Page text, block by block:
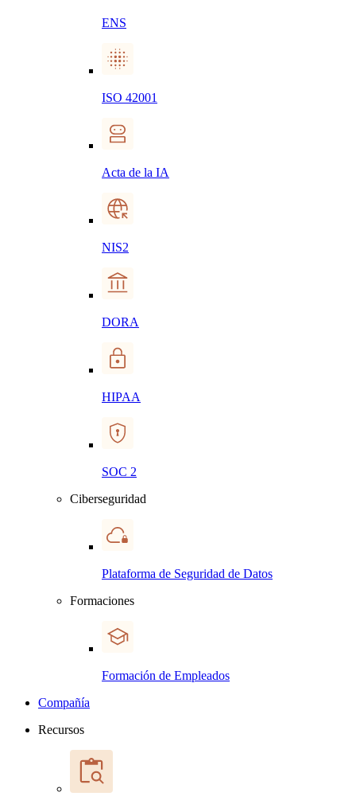
ENS
ISO 42001
Acta de la IA
NIS2
DORA
HIPAA
SOC 2
Ciberseguridad
Plataforma de Seguridad de Datos
Formaciones
Formación de Empleados
Compañía
Recursos